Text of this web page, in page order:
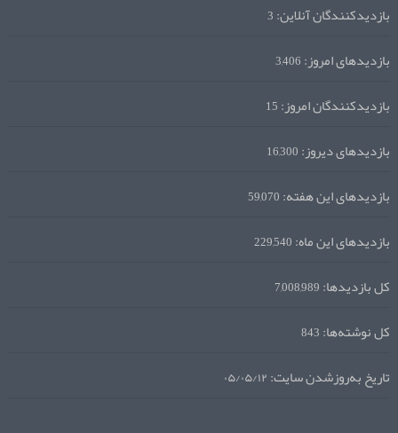
بازدیدکنندگان آنلاین:3
بازدیدهای امروز:3,406
بازدیدکنندگان امروز:15
بازدیدهای دیروز:16,300
بازدیدهای این هفته:59,070
بازدیدهای این ماه:229,540
کل بازدیدها:7,008,989
کل نوشته‌ها:843
تاریخ به‌روزشدن سایت:۰۵/۰۵/۱۲